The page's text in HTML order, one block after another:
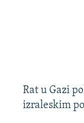
Rat u Gazi
izraleskim